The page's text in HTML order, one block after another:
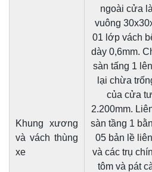
Khung xương
và vách thùng
xe
ngoài cửa
vuông
01 lớp vách
dày 0,6mm.
sàn tấng 1
lại chừa
của cửa
2.200mm.
sàn tầng 1
05 bản lề
và các trụ
tôm và pát